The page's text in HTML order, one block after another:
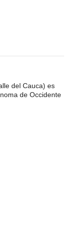
del Cauca) es
de Occidente